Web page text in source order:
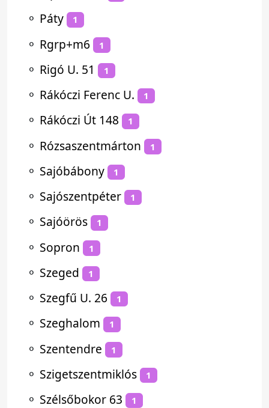
⚬ Páty 1
⚬ Rgrp+m6 1
⚬ Rigó U. 51 1
⚬ Rákóczi Ferenc U. 1
⚬ Rákóczi Út 148 1
⚬ Rózsaszentmárton 1
⚬ Sajóbábony 1
⚬ Sajószentpéter 1
⚬ Sajóörös 1
⚬ Sopron 1
⚬ Szeged 1
⚬ Szegfű U. 26 1
⚬ Szeghalom 1
⚬ Szentendre 1
⚬ Szigetszentmiklós 1
⚬ Szélsőbokor 63 1